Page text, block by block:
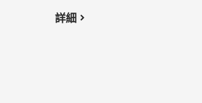
詳細